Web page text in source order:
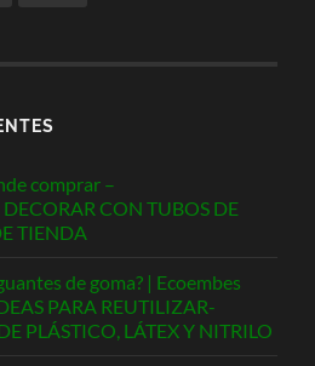
comprar –
DECORAR CON TUBOS DE
TIENDA
de goma? | Ecoembes
PARA REUTILIZAR-
PLÁSTICO, LÁTEX Y NITRILO